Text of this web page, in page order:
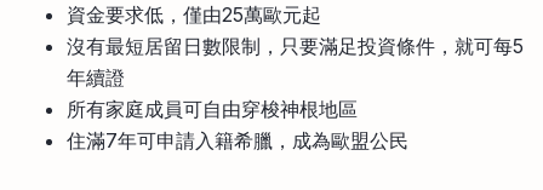
資金要求低，僅由25萬歐元起
沒有最短居留日數限制，只要滿足投資條件，就可每5
年續證
所有家庭成員可自由穿梭神根地區
住滿7年可申請入籍希臘，成為歐盟公民